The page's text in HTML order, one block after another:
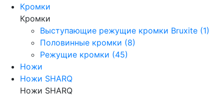
Кромки
Кромки
Выступающие режущие кромки Bruxite (1)
Половинные кромки (8)
Режущие кромки (45)
Ножи
Ножи SHARQ
Ножи SHARQ